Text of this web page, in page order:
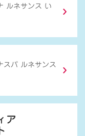
ルネサンス い
スパ ルネサンス
ア